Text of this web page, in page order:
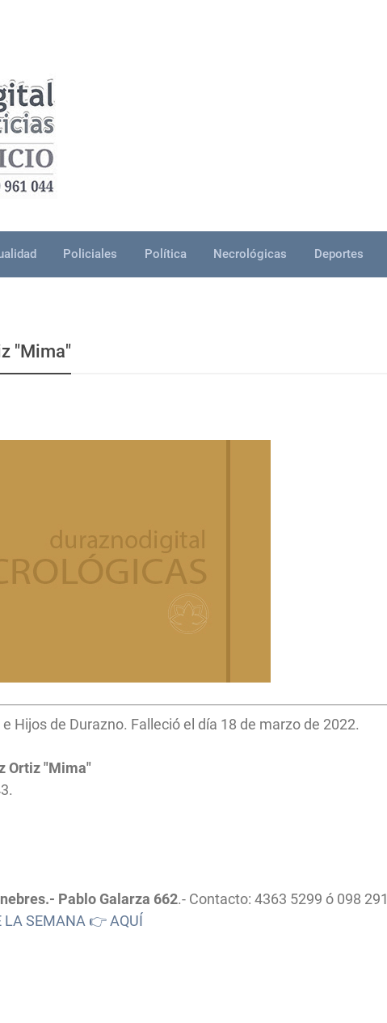
Policiales Política Necrológicas Deportes
"Mima"
Hijos de Durazno. Falleció el día 18 de marzo de 2022.
Ortiz "Mima"
Pablo Galarza 662.- Contacto: 4363 5299 ó 098 291
LA SEMANA 👉 AQUÍ